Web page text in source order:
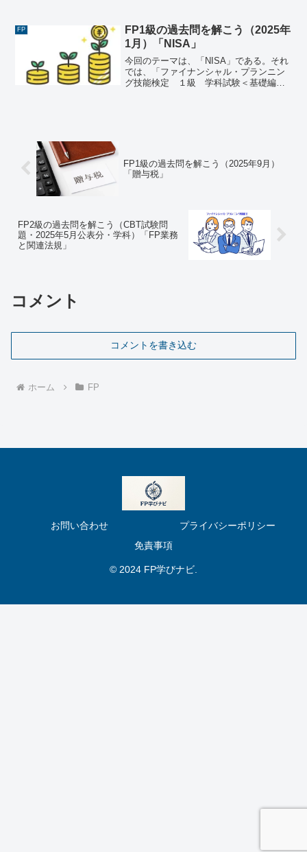
ャレンジしてみよう。ファイナンシャ
ル・プランニング技能...
FP
FP1級の過去問を解こう（2025年
1月）「NISA」
今回のテーマは、「NISA」である。それ
では、「ファイナンシャル・プランニン
グ技能検定 １級 学科試験＜基礎編＞
FP1級の過去問を解こう（2025年9月）
「贈与税」
FP2級の過去問を解こう（CBT試験問
題・2025年5月公表分・学科）「FP業務
と関連法規」
コメント
コメントを書き込む
ホーム FP
お問い合わせ
プライバシーポリシー
免責事項
© 2024 FP学びナビ.